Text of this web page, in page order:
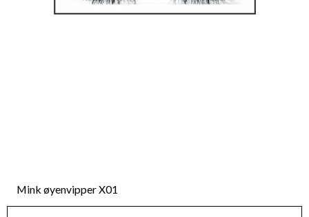
Mink øyenvipper X01